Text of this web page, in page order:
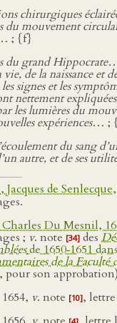
chirurgiques
du mouvement
; {f}
du grand
vie, de la naissance et
signes et les
nettement
les lumières du
expériences… ;
du sang
autre, et de ses
Jacques de
Charles Du Mesnil,
; v. note [34] des
de 1650‑1651
de la Faculté
, pour son approbation)
v. note [10], lettre